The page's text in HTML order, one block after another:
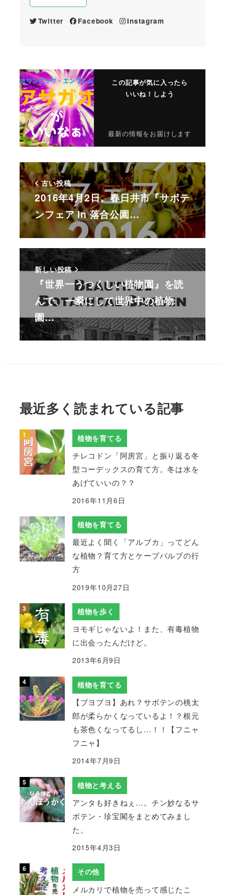
Twitter Facebook Instagram
この記事が気に入ったら
いいね！しよう
最新の情報をお届けします
古い投稿
2016年4月2日。春日井市『サボテ
ンフェア in 落合公園…
新しい投稿
『世界一うつくしい植物園』を読
んで、一瞬にして世界中の植物
園…
最近多く読まれている記事
植物を育てる
チレコドン「阿房宮」と振り返る冬
型コーデックスの育て方。冬は水を
あげていいの？？
2016年11月6日
植物を育てる
最近よく聞く「アルブカ」ってどん
な植物？育て方とケープバルブの行
方
2019年10月27日
植物を歩く
ヨモギじゃないよ！また、有毒植物
に出会ったんだけど。
2013年6月9日
植物を育てる
【ブヨブヨ】あれ？サボテンの桃太
郎が柔らかくなっているよ！？根元
も茶色くなってるし…！！【フニャ
フニャ】
2014年7月9日
植物と考える
アンタも好きねぇ…。チン妙なるサ
ボテン・珍宝閣をまとめてみまし
た。
2015年4月3日
その他
メルカリで植物を売って感じたこ